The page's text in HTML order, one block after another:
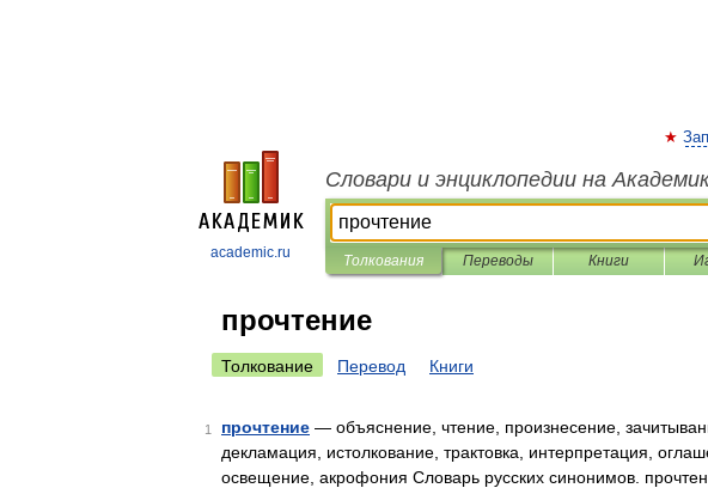
academic.ru
Словари и энциклопедии на
Толкования Переводы Книги
прочтение
Толкование Перевод Книги
1 прочтение — объяснение, чтение, произнесение,
декламация, истолкование, трактовка, интерпретация,
освещение, акрофония Словарь русских синонимов.